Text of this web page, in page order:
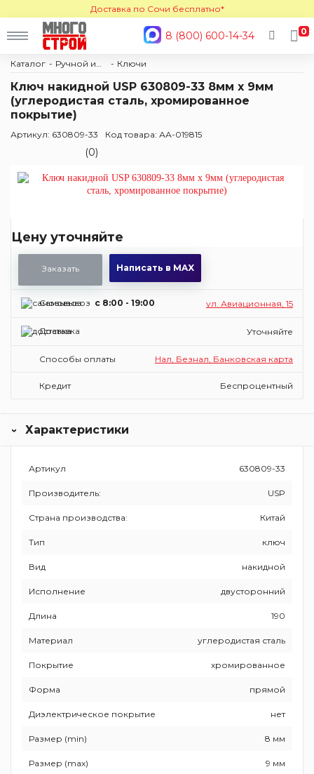
Доставка по Сочи бесплатно*
8 (800) 600-14-34 0
Каталог Ключи
Ключ накидной USP 630809-33 8мм х 9мм
(углеродистая сталь, хромированное
покрытие)
Артикул: 630809-33 Код товара: АА-019815
(0)
Цену уточняйте
Заказать Написать в MAX
Самовывоз c 8:00 - 19:00 ул. Авиационная, 15
Доставка Уточняйте
Способы оплаты Нал, Безнал, Банковская карта
Кредит Беспроцентный
Характеристики
Артикул 630809-33
Производитель: USP
Страна производства: Китай
Тип ключ
Вид накидной
Исполнение двусторонний
Длина 190
Материал углеродистая сталь
Покрытие хромированное
Форма прямой
Диэлектрическое покрытие нет
Размер (min) 8 мм
Размер (max) 9 мм